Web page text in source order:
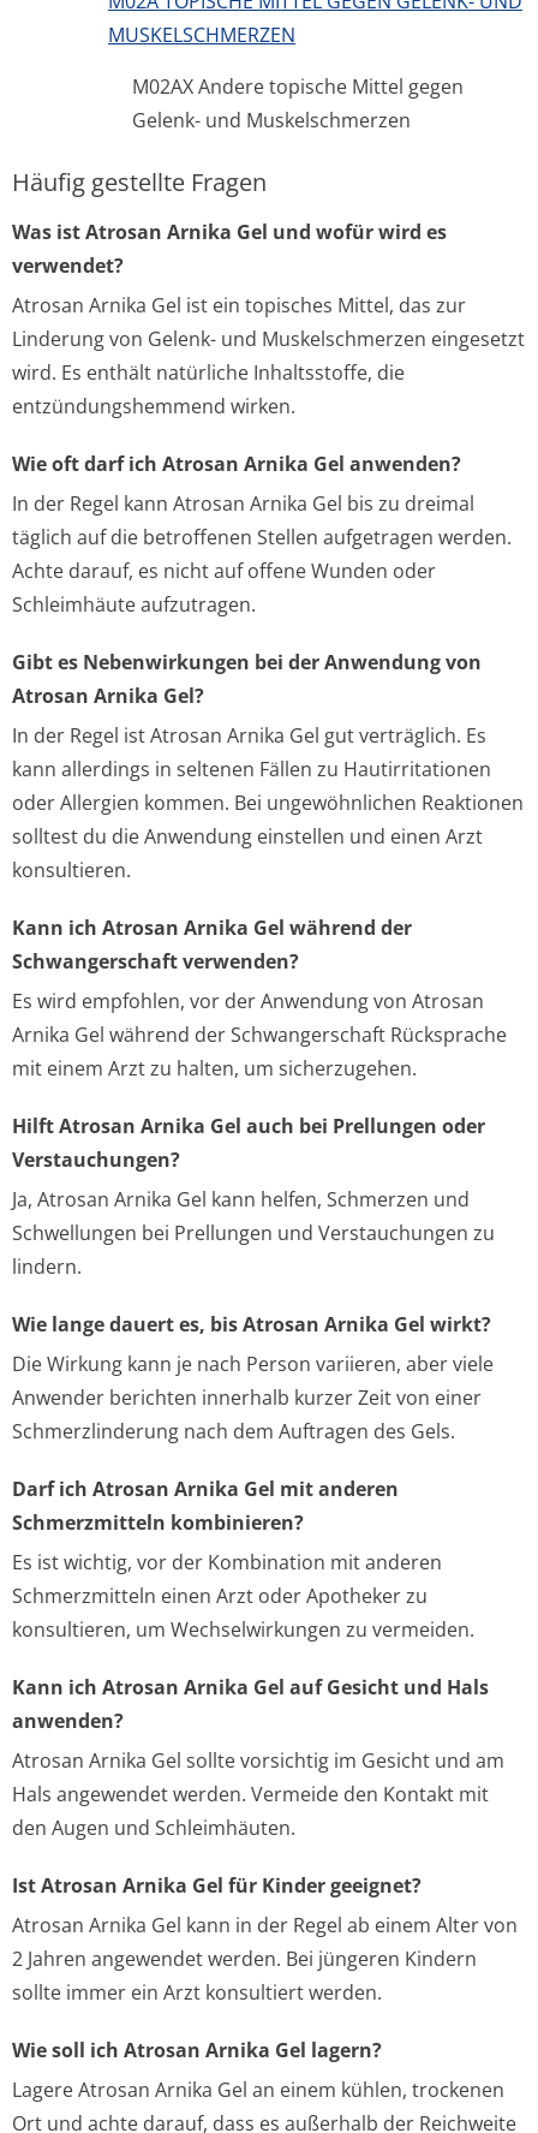
MUSKELSCHMERZEN
M02AX Andere topische Mittel gegen
Gelenk- und Muskelschmerzen
Häufig gestellte Fragen
Was ist Atrosan Arnika Gel und wofür wird es
verwendet?
Atrosan Arnika Gel ist ein topisches Mittel, das zur
Linderung von Gelenk- und Muskelschmerzen eingesetzt
wird. Es enthält natürliche Inhaltsstoffe, die
entzündungshemmend wirken.
Wie oft darf ich Atrosan Arnika Gel anwenden?
In der Regel kann Atrosan Arnika Gel bis zu dreimal
täglich auf die betroffenen Stellen aufgetragen werden.
Achte darauf, es nicht auf offene Wunden oder
Schleimhäute aufzutragen.
Gibt es Nebenwirkungen bei der Anwendung von
Atrosan Arnika Gel?
In der Regel ist Atrosan Arnika Gel gut verträglich. Es
kann allerdings in seltenen Fällen zu Hautirritationen
oder Allergien kommen. Bei ungewöhnlichen Reaktionen
solltest du die Anwendung einstellen und einen Arzt
konsultieren.
Kann ich Atrosan Arnika Gel während der
Schwangerschaft verwenden?
Es wird empfohlen, vor der Anwendung von Atrosan
Arnika Gel während der Schwangerschaft Rücksprache
mit einem Arzt zu halten, um sicherzugehen.
Hilft Atrosan Arnika Gel auch bei Prellungen oder
Verstauchungen?
Ja, Atrosan Arnika Gel kann helfen, Schmerzen und
Schwellungen bei Prellungen und Verstauchungen zu
lindern.
Wie lange dauert es, bis Atrosan Arnika Gel wirkt?
Die Wirkung kann je nach Person variieren, aber viele
Anwender berichten innerhalb kurzer Zeit von einer
Schmerzlinderung nach dem Auftragen des Gels.
Darf ich Atrosan Arnika Gel mit anderen
Schmerzmitteln kombinieren?
Es ist wichtig, vor der Kombination mit anderen
Schmerzmitteln einen Arzt oder Apotheker zu
konsultieren, um Wechselwirkungen zu vermeiden.
Kann ich Atrosan Arnika Gel auf Gesicht und Hals
anwenden?
Atrosan Arnika Gel sollte vorsichtig im Gesicht und am
Hals angewendet werden. Vermeide den Kontakt mit
den Augen und Schleimhäuten.
Ist Atrosan Arnika Gel für Kinder geeignet?
Atrosan Arnika Gel kann in der Regel ab einem Alter von
2 Jahren angewendet werden. Bei jüngeren Kindern
sollte immer ein Arzt konsultiert werden.
Wie soll ich Atrosan Arnika Gel lagern?
Lagere Atrosan Arnika Gel an einem kühlen, trockenen
Ort und achte darauf, dass es außerhalb der Reichweite